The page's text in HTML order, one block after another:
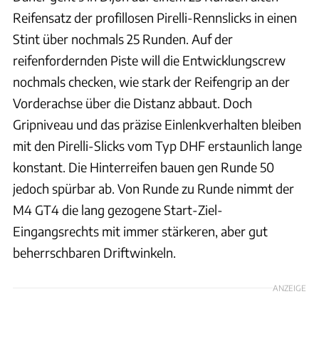
Reifensatz der profillosen Pirelli-Rennslicks in einen
Stint über nochmals 25 Runden. Auf der
reifenfordernden Piste will die Entwicklungscrew
nochmals checken, wie stark der Reifengrip an der
Vorderachse über die Distanz abbaut. Doch
Gripniveau und das präzise Einlenkverhalten bleiben
mit den Pirelli-Slicks vom Typ DHF erstaunlich lange
konstant. Die Hinterreifen bauen gen Runde 50
jedoch spürbar ab. Von Runde zu Runde nimmt der
M4 GT4 die lang gezogene Start-Ziel-
Eingangsrechts mit immer stärkeren, aber gut
beherrschbaren Driftwinkeln.
ANZEIGE